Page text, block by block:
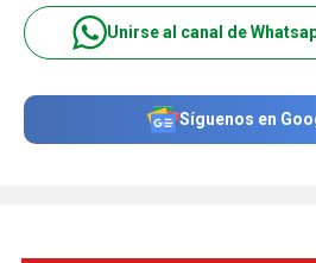
Unirse al canal de
Síguenos en